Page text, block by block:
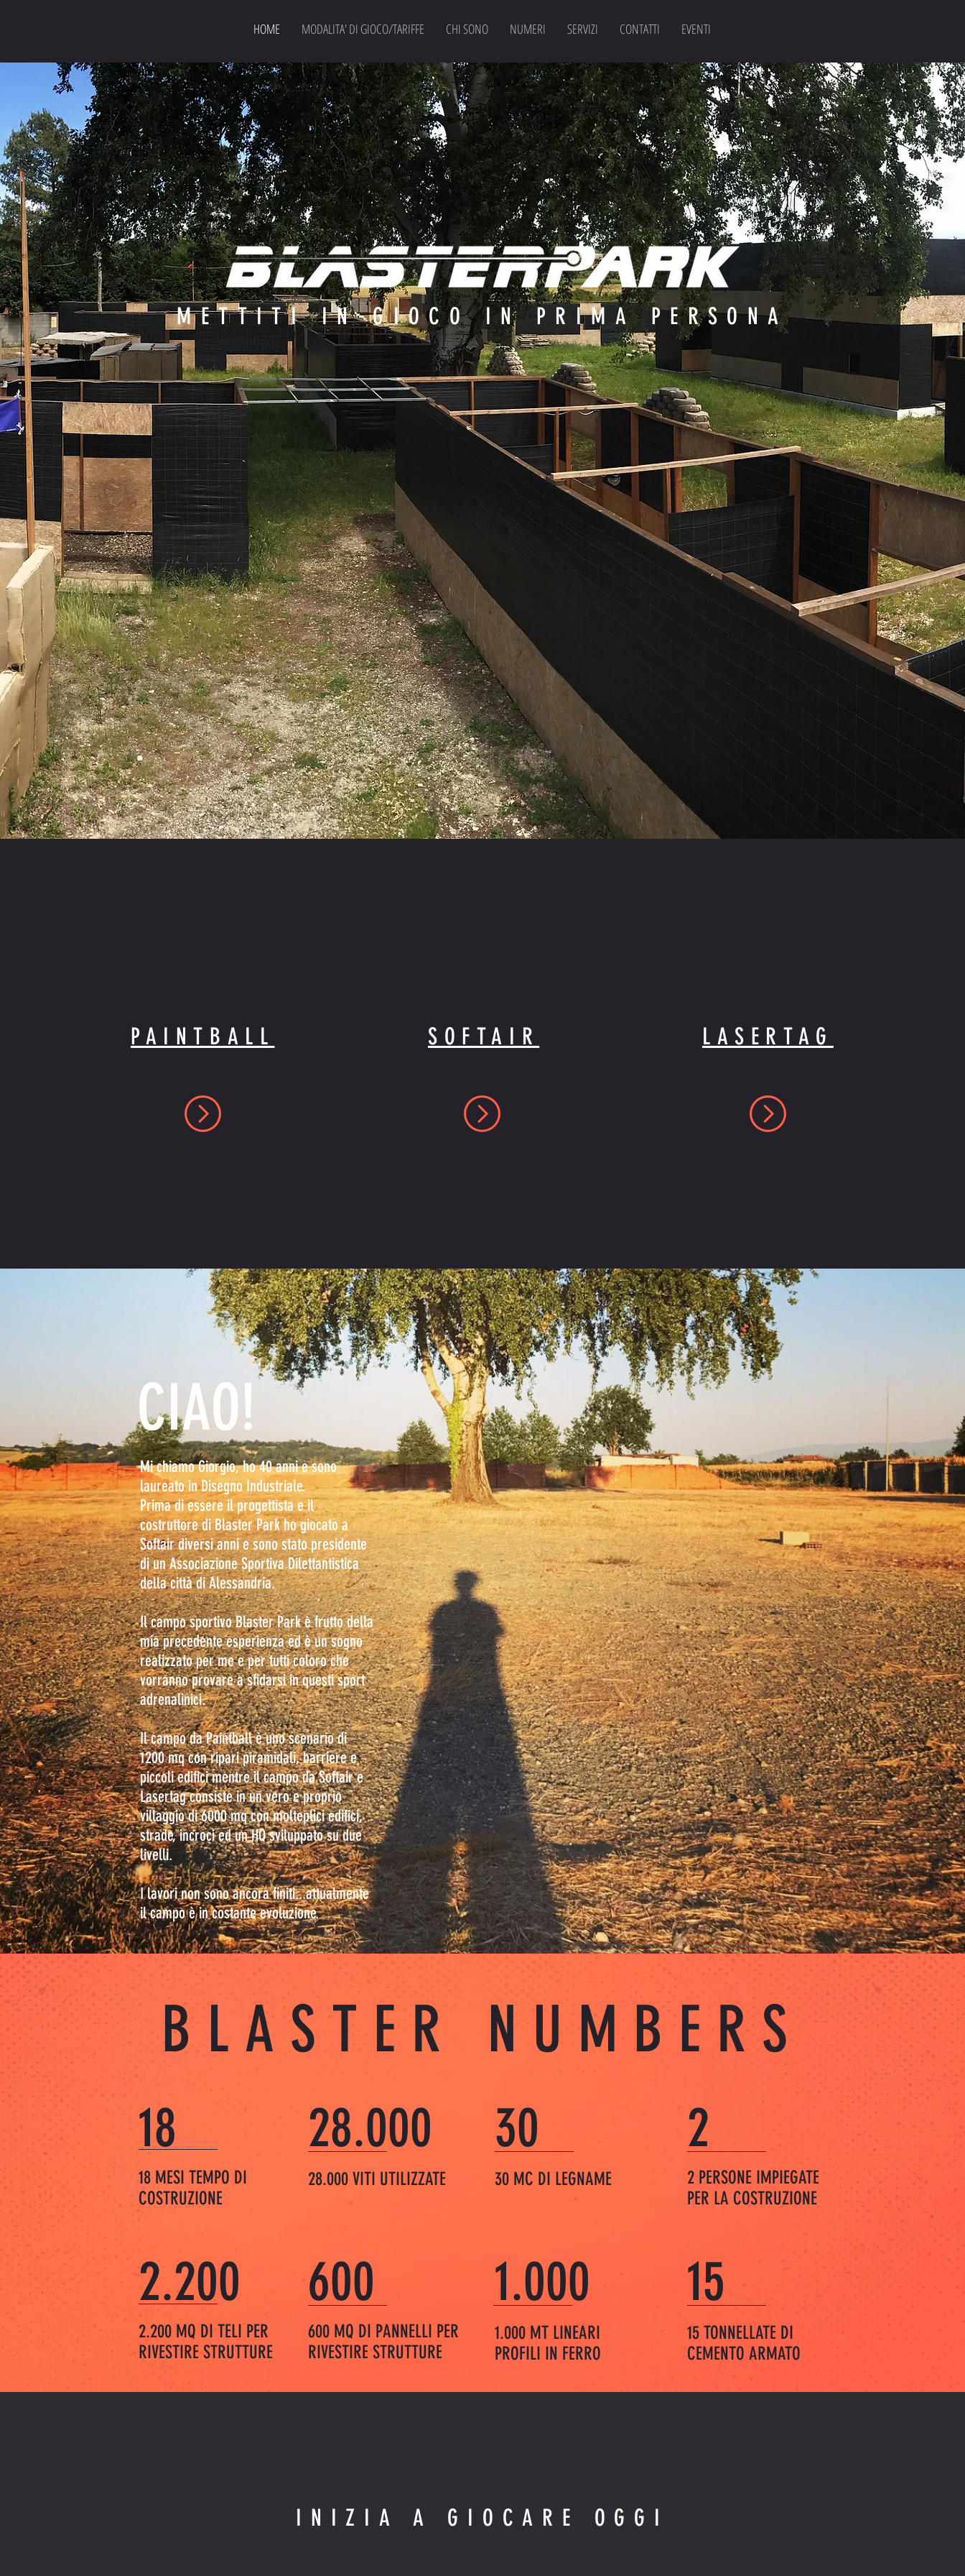
HOME MODALITA' DI GIOCO/TARIFFE CHI SONO NUMERI SERVIZI CONTATTI EVENTI
METTITI IN GIOCO IN PRIMA PERSONA
LASERTAG
PAINTBALL SOFTAIR
CIAO!
Mi chiamo Giorgio, ho 40 anni e sono
laureato in Disegno Industriale.
Prima di essere il progettista e il
costruttore di Blaster Park ho giocato a
Softair diversi anni e sono stato presidente
di un Associazione Sportiva Dilettantistica
della città di Alessandria.
Il campo sportivo Blaster Park è frutto della
mia precedente esperienza ed è un sogno
realizzato per me e per tutti coloro che
vorranno provare a sfidarsi in questi sport
adrenalinici.
Il campo da Paintball è uno scenario di
1200 mq con ripari piramidali, barriere e
piccoli edifici mentre il campo da Softair e
Lasertag consiste in un vero e proprio
villaggio di 6000 mq con molteplici edifici,
strade, incroci ed un HQ sviluppato su due
livelli.
I lavori non sono ancora finiti...attualmente
il campo è in costante evoluzione.
BLASTER NUMBERS
18
18 MESI TEMPO DI
COSTRUZIONE
2.200
2.200 MQ DI TELI PER
RIVESTIRE STRUTTURE
28.000
28.000 VITI UTILIZZATE
600
600 MQ DI PANNELLI PER
RIVESTIRE STRUTTURE
30
30 MC DI LEGNAME
2
2 PERSONE IMPIEGATE
PER LA COSTRUZIONE
1.000
1.000 MT LINEARI
PROFILI IN FERRO
15
15 TONNELLATE DI
CEMENTO ARMATO
INIZIA A GIOCARE OGGI